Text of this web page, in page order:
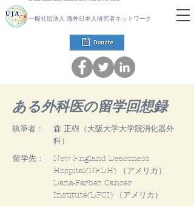
一般社団法人 海外日本人研究者ネットワーク
ある外科医の留学回想録
執筆者：
森 正樹（大阪大学大学院消化器外
科）
留学先：
New England Deaconess
Hospital(NEDH) （アメリカ）
Dana-Farber Cancer
Institute(DFCI) （アメリカ）